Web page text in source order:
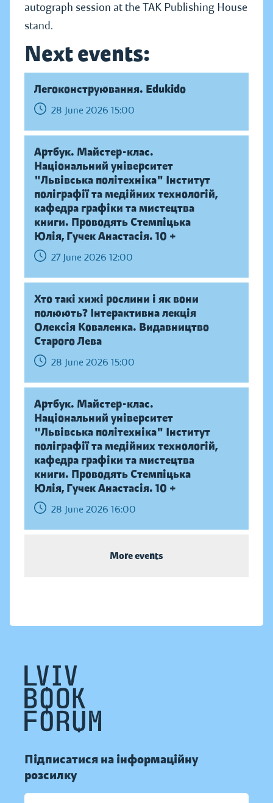
autograph session at the TAK Publishing House
stand.
Next events:
Легоконструювання. Edukido
28 June 2026 15:00
Артбук. Майстер-клас.
Національний університет
"Львівська політехніка" Інститут
поліграфії та медійних технологій,
кафедра графіки та мистецтва
книги. Проводять Стемпіцька
Юлія, Гучек Анастасія. 10 +
27 June 2026 12:00
Хто такі хижі рослини і як вони
полюють? Інтерактивна лекція
Олексія Коваленка. Видавництво
Старого Лева
28 June 2026 15:00
Артбук. Майстер-клас.
Національний університет
"Львівська політехніка" Інститут
поліграфії та медійних технологій,
кафедра графіки та мистецтва
книги. Проводять Стемпіцька
Юлія, Гучек Анастасія. 10 +
28 June 2026 16:00
More events
Підписатися на інформаційну
розсилку